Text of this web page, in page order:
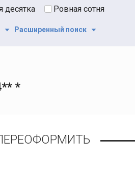
десятка Ровная сотня
Расширенный поиск
*